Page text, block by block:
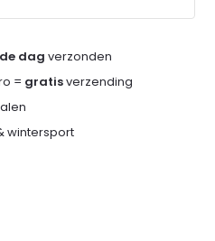
dag verzonden
= gratisverzending
wintersport